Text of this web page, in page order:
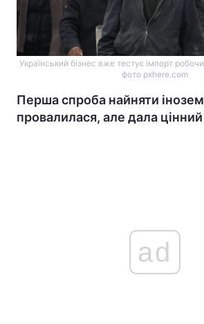
Український бізнес вже тестує імпорт
фото pxhere.com
Перша спроба найняти
провалилася, але дала цінний
ad